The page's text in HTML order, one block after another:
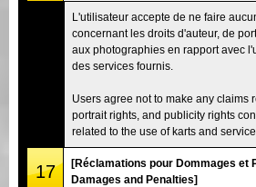
L'utilisateur accepte de ne faire
concernant les droits d'auteur, de
aux photographies en rapport avec
des services fournis.
Users agree not to make any claims
portrait rights, and publicity rights
related to the use of karts and
17
[Réclamations pour Dommages et
Damages and Penalties]